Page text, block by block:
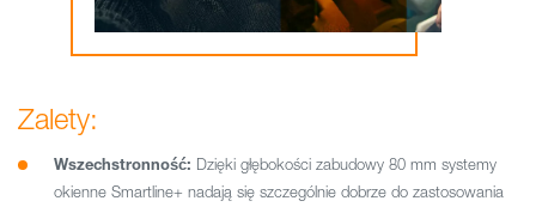
Zalety:
Wszechstronność: Dzięki głębokości zabudowy 80 mm systemy
okienne Smartline+ nadają się szczególnie dobrze do zastosowania